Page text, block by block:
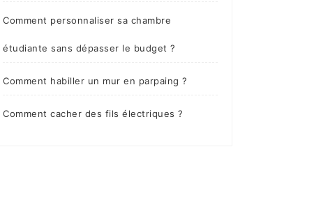
Comment personnaliser sa chambre
étudiante sans dépasser le budget ?
Comment habiller un mur en parpaing ?
Comment cacher des fils électriques ?